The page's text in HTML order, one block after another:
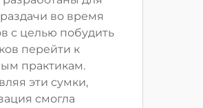
во время
с целью побудить
перейти к
практикам.
эти сумки,
смогла